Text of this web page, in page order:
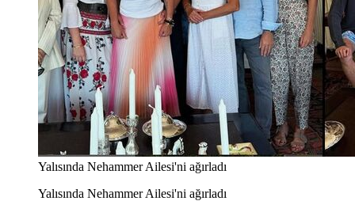
Yalısında Nehammer Ailesi'ni ağırladı
Yalısında Nehammer Ailesi'ni ağırladı